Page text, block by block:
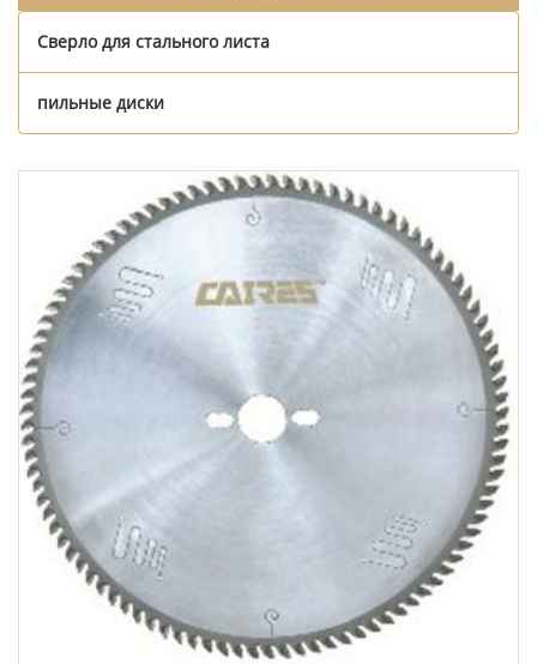
Сверло для стального листа
пильные диски